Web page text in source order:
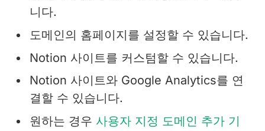
니다.
도메인의 홈페이지를 설정할 수 있습니다.
Notion 사이트를 커스텀할 수 있습니다.
Notion 사이트와 Google Analytics를 연
결할 수 있습니다.
원하는 경우 사용자 지정 도메인 추가 기